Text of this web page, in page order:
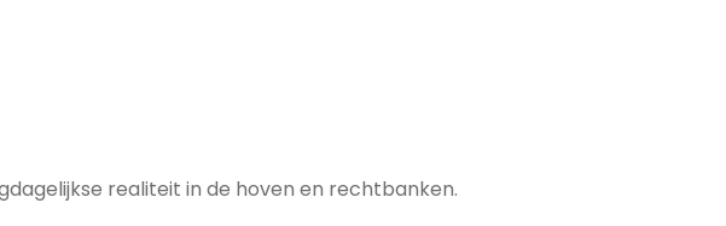
realiteit in de hoven en rechtbanken.